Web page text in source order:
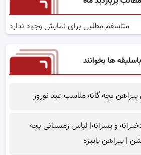
متاسفم مطلبی برای نمایش وجود ندارد
باسلیقه ها بخوانند
بچه گانه مناسب عید نوروز
و پسرانه| لباس زمستانی بچه
| پیراهن پاییزه